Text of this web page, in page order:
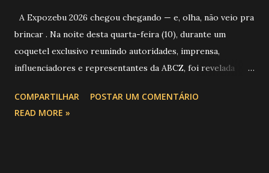
A Expozebu 2026 chegou chegando — e, olha, não veio pra
brincar . Na noite desta quarta-feira (10), durante um
coquetel exclusivo reunindo autoridades, imprensa,
influenciadores e representantes da ABCZ, foi revelada
festa : a chegada do Campeonato de Montarias em Touros
do Circuito Rancho Primavera (CRP) , a maior companhia de
COMPARTILHAR
POSTAR UM COMENTÁRIO
READ MORE »